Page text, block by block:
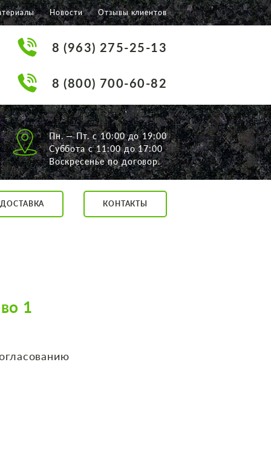
Новости Отзывы клиентов
8 (963) 275-25-13
8 (800) 700-60-82
Пн. — Пт. с 10:00 до 19:00
Суббота с 11:00 до 17:00
Воскресенье по договор.
ДОСТАВКА КОНТАКТЫ
1